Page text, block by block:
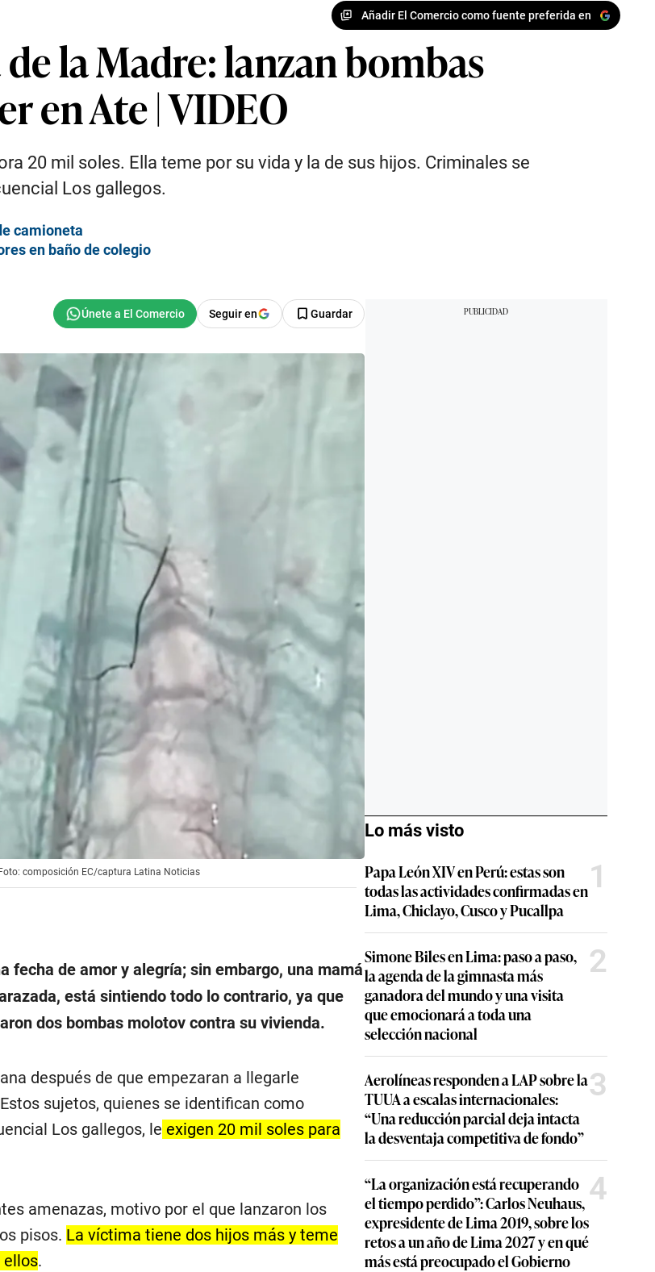
Añadir El Comercio como fuente preferida en
la Madre: lanzan bombas
en Ate | VIDEO
20 mil soles. Ella teme por su vida y la de sus hijos. Criminales se
Los gallegos.
camioneta
en baño de colegio
Seguir en Guardar
composición EC/captura Latina Noticias
fecha de amor y alegría; sin embargo, una mamá
está sintiendo todo lo contrario, ya que
dos bombas molotov contra su vivienda.
después de que empezaran a llegarle
sujetos, quienes se identifican como
Los gallegos, le exigen 20 mil soles para
amenazas, motivo por el que lanzaron los
pisos. La víctima tiene dos hijos más y teme
ellos.
Lo más visto
Papa León XIV en Perú: estas son
todas las actividades confirmadas en
Lima, Chiclayo, Cusco y Pucallpa
1
Simone Biles en Lima: paso a paso,
la agenda de la gimnasta más
ganadora del mundo y una visita
que emocionará a toda una
selección nacional
2
Aerolíneas responden a LAP sobre la
TUUA a escalas internacionales:
“Una reducción parcial deja intacta
la desventaja competitiva de fondo”
3
“La organización está recuperando
el tiempo perdido”: Carlos Neuhaus,
expresidente de Lima 2019, sobre los
retos a un año de Lima 2027 y en qué
más está preocupado el Gobierno
4